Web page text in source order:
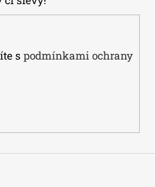
s podmínkami ochrany